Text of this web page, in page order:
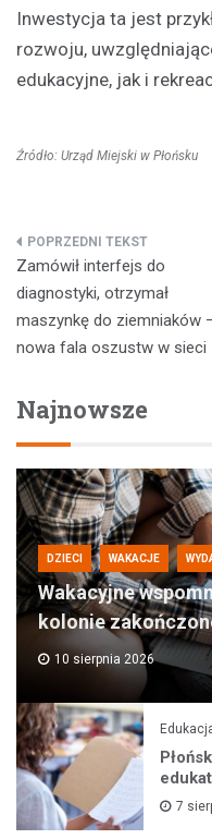
Inwestycja ta jest
rozwoju,
edukacyjne, jak i
Źródło: Urząd Miejski w Płońsku
Nawigacja
wpisu
Zamówił interfejs do
diagnostyki, otrzymał
maszynkę do ziemniaków
nowa fala oszustw w sieci
Najnowsze
DZIECI WAKACJE
Wakacyjne
kolonie
10 sierpnia 2026
7